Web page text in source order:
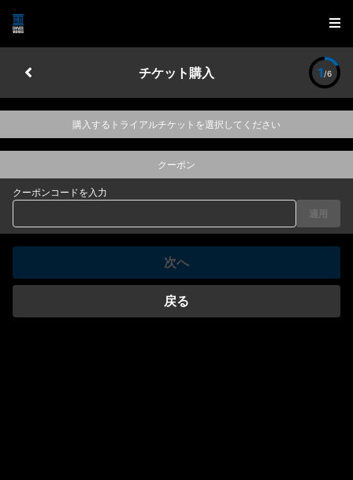
チケット購入 1 /6
購入するトライアルチケットを選択してください
クーポン
クーポンコードを入力
適用
次へ
戻る